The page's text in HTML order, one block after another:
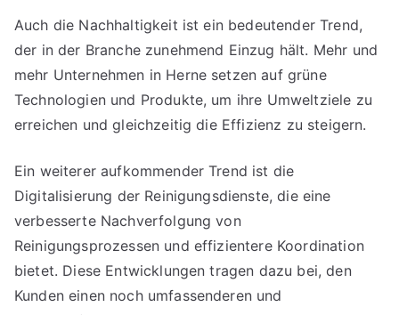
Auch die Nachhaltigkeit ist ein bedeutender Trend,
der in der Branche zunehmend Einzug hält. Mehr und
mehr Unternehmen in Herne setzen auf grüne
Technologien und Produkte, um ihre Umweltziele zu
erreichen und gleichzeitig die Effizienz zu steigern.
Ein weiterer aufkommender Trend ist die
Digitalisierung der Reinigungsdienste, die eine
verbesserte Nachverfolgung von
Reinigungsprozessen und effizientere Koordination
bietet. Diese Entwicklungen tragen dazu bei, den
Kunden einen noch umfassenderen und